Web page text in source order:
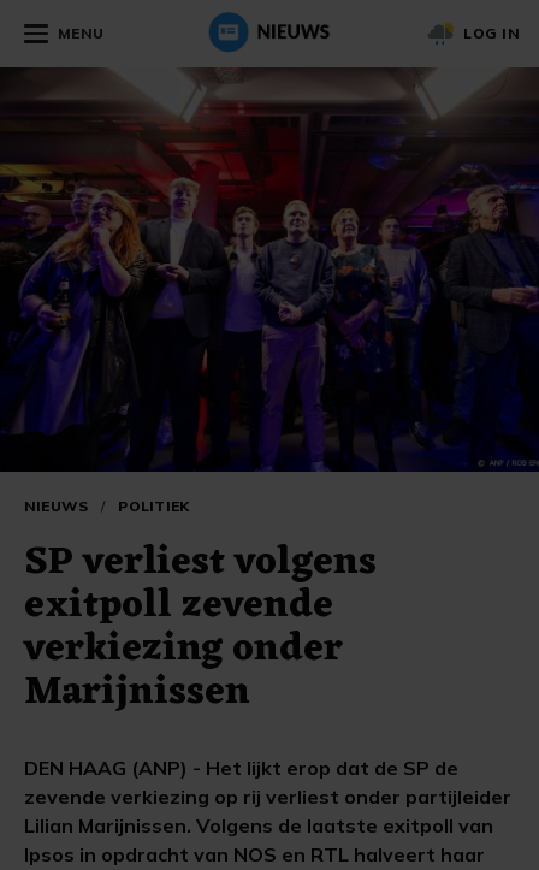
MENU LOG IN
NIEUWS / POLITIEK
SP verliest volgens
exitpoll zevende
verkiezing onder
Marijnissen
DEN HAAG (ANP) - Het lijkt erop dat de SP de
zevende verkiezing op rij verliest onder partijleider
Lilian Marijnissen. Volgens de laatste exitpoll van
Ipsos in opdracht van NOS en RTL halveert haar